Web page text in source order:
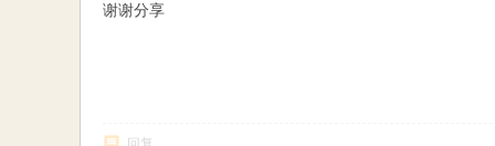
谢谢分享